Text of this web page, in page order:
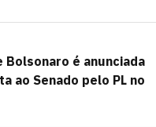
Bolsonaro é anunciada
ao Senado pelo PL no